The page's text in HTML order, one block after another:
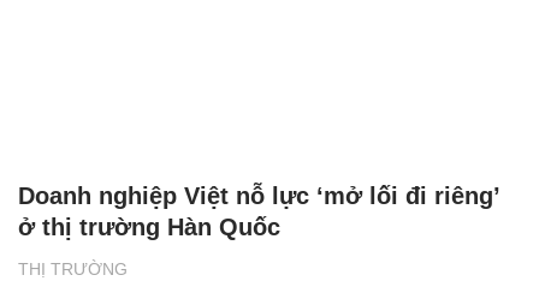
THỊ TRƯỜNG
Doanh nghiệp Việt nỗ lực ‘mở lối đi riêng’
ở thị trường Hàn Quốc